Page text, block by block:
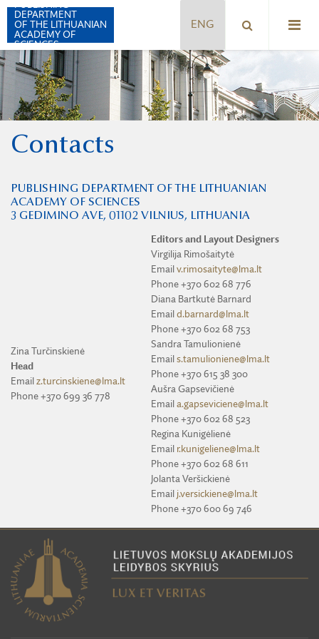
ACTA MEDICA LITUANICA
BIOLOGIJA
ENERGETIKA
FILOSOFIJA. SOCIOLOGIJA
LITHUANIAN JOURNAL OF PHYSICS
ŽEMĖS ŪKIO MOKSLAI
PUBLISHING
DEPARTMENT
OF THE LITHUANIAN
ACADEMY OF
SCIENCES
Contacts
PUBLISHING DEPARTMENT OF THE LITHUANIAN
ACADEMY OF SCIENCES
3 GEDIMINO AVE, 01102 VILNIUS, LITHUANIA
Zina Turčinskienė
Head
Email z.turcinskiene@lma.lt
Phone +370 699 36 778
Editors and Layout Designers
Virgilija Rimošaitytė
Email v.rimosaityte@lma.lt
Phone +370 602 68 776
Diana Bartkutė Barnard
Email d.barnard@lma.lt
Phone +370 602 68 753
Sandra Tamulionienė
Email s.tamulioniene@lma.lt
Phone +370 615 38 300
Aušra Gapsevičienė
Email a.gapseviciene@lma.lt
Phone +370 602 68 523
Regina Kunigėlienė
Email r.kunigeliene@lma.lt
Phone +370 602 68 611
Jolanta Veršickienė
Email j.versickiene@lma.lt
Phone +370 600 69 746